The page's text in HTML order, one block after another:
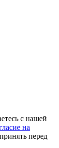
с нашей
на
перед